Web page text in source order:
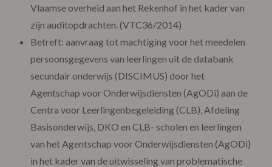
Vlaamse overheid aan het Rekenhof in het kader van
zijn auditopdrachten. (VTC36/2014)
Betreft: aanvraag tot machtiging voor het meedelen
persoonsgegevens van leerlingen uit de databank
secundair onderwijs (DISCIMUS) door het
Agentschap voor Onderwijsdiensten (AgODi) aan de
Centra voor Leerlingenbegeleiding (CLB), Afdeling
Basisonderwijs, DKO en CLB- scholen en leerlingen
van het Agentschap voor Onderwijsdiensten (AgODi)
in het kader van de uitwisseling van problematische